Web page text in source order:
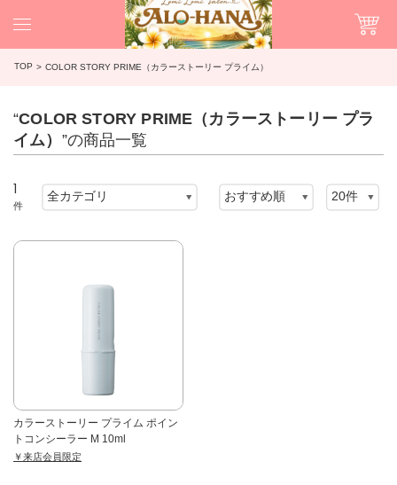
TOP COLOR STORY PRIME（カラーストーリー プライム）
“COLOR STORY PRIME（カラーストーリー プラ
イム） ”の商品一覧
1
件
カラーストーリー プライム ポイン
トコンシーラー M 10ml
￥来店会員限定